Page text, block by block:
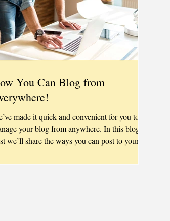
You Can Blog from
made it quick and convenient for you to
your blog from anywhere. In this blog
we’ll share the ways you can post to your...